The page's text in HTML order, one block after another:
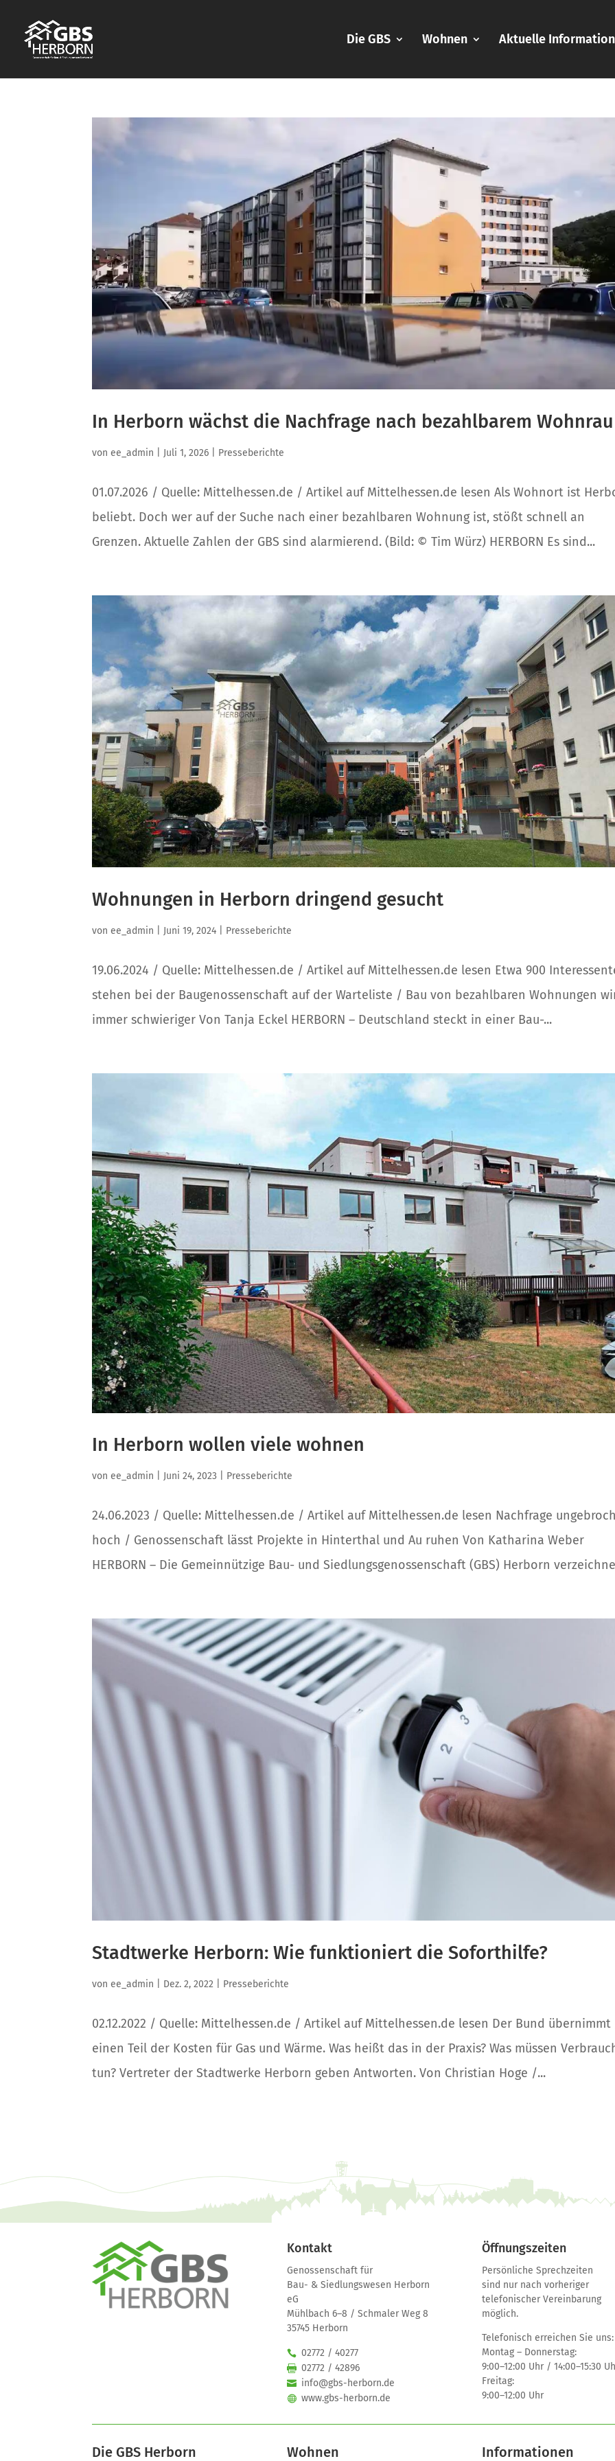
Die GBS Wohnen Aktuelle
In Herborn wächst die Nachfrage nach bezahlbarem
vonee_admin Juli 1, 2026 Presseberichte
01.07.2026 / Quelle: Mittelhessen.de / Artikel auf Mittelhessen.de lesen Als Wohnort ist
beliebt. Doch wer auf der Suche nach einer bezahlbaren Wohnung ist, stößt schnell an
Grenzen. Aktuelle Zahlen der GBS sind alarmierend. (Bild: © Tim Würz) HERBORN Es sind...
Wohnungen in Herborn dringend gesucht
vonee_admin Juni 19, 2024 Presseberichte
19.06.2024 / Quelle: Mittelhessen.de / Artikel auf Mittelhessen.de lesen Etwa 900
stehen bei der Baugenossenschaft auf der Warteliste / Bau von bezahlbaren Wohnungen
immer schwieriger Von Tanja Eckel HERBORN – Deutschland steckt in einer Bau-...
In Herborn wollen viele wohnen
vonee_admin Juni 24, 2023 Presseberichte
24.06.2023 / Quelle: Mittelhessen.de / Artikel auf Mittelhessen.de lesen Nachfrage
hoch / Genossenschaft lässt Projekte in Hinterthal und Au ruhen Von Katharina Weber
HERBORN – Die Gemeinnützige Bau- und Siedlungsgenossenschaft (GBS) Herborn
Stadtwerke Herborn: Wie funktioniert die Soforthilfe?
vonee_admin Dez. 2, 2022 Presseberichte
02.12.2022 / Quelle: Mittelhessen.de / Artikel auf Mittelhessen.de lesen Der Bund übernimmt
einen Teil der Kosten für Gas und Wärme. Was heißt das in der Praxis? Was müssen
tun? Vertreter der Stadtwerke Herborn geben Antworten. Von Christian Hoge /...
Kontakt
Genossenschaft für
Bau- & Siedlungswesen Herborn
eG
Mühlbach 6–8 / Schmaler Weg 8
35745 Herborn
02772 / 40277
02772 / 42896
info@gbs-herborn.de
www.gbs-herborn.de
Öffnungszeiten
Persönliche Sprechzeiten
sind nur nach vorheriger
telefonischer Vereinbarung
möglich.
Telefonisch erreichen Sie uns:
Montag – Donnerstag:
9:00–12:00 Uhr / 14:00–15:30
Freitag:
9:00–12:00 Uhr
Die GBS Herborn Wohnen Informationen